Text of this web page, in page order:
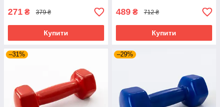
271 ₴ 379 ₴
Купити
489 ₴ 712 ₴
Купити
–31% –29%